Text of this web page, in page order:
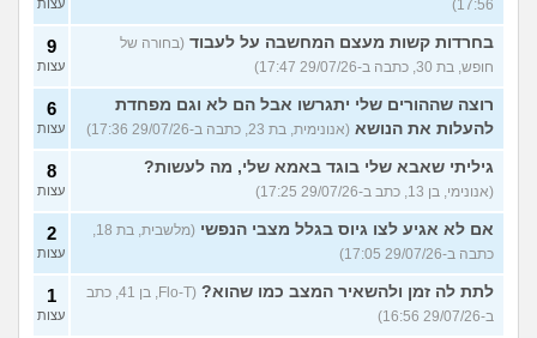
17:56) עצות
בחרדות קשות מעצם המחשבה על לעבוד (בחורה של
חופש, בת 30, כתבה ב-29/07/26 17:47)
9
עצות
רוצה שההורים שלי יתגרשו אבל הם לא וגם מפחדת
להעלות את הנושא (אנונימית, בת 23, כתבה ב-29/07/26 17:36)
6
עצות
גיליתי שאבא שלי בוגד באמא שלי, מה לעשות?
(אנונימי, בן 13, כתב ב-29/07/26 17:25)
8
עצות
אם לא אגיע לצו גיוס בגלל מצבי הנפשי
(מלשבית, בת 18,
כתבה ב-29/07/26 17:05)
2
עצות
לתת לה זמן ולהשאיר המצב כמו שהוא?
(Flo-T, בן 41, כתב
ב-29/07/26 16:56)
1
עצות